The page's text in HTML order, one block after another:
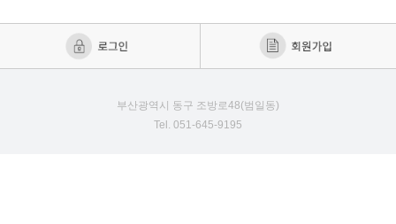
부산광역시 동구 조방로48(범일동)
Tel. 051-645-9195